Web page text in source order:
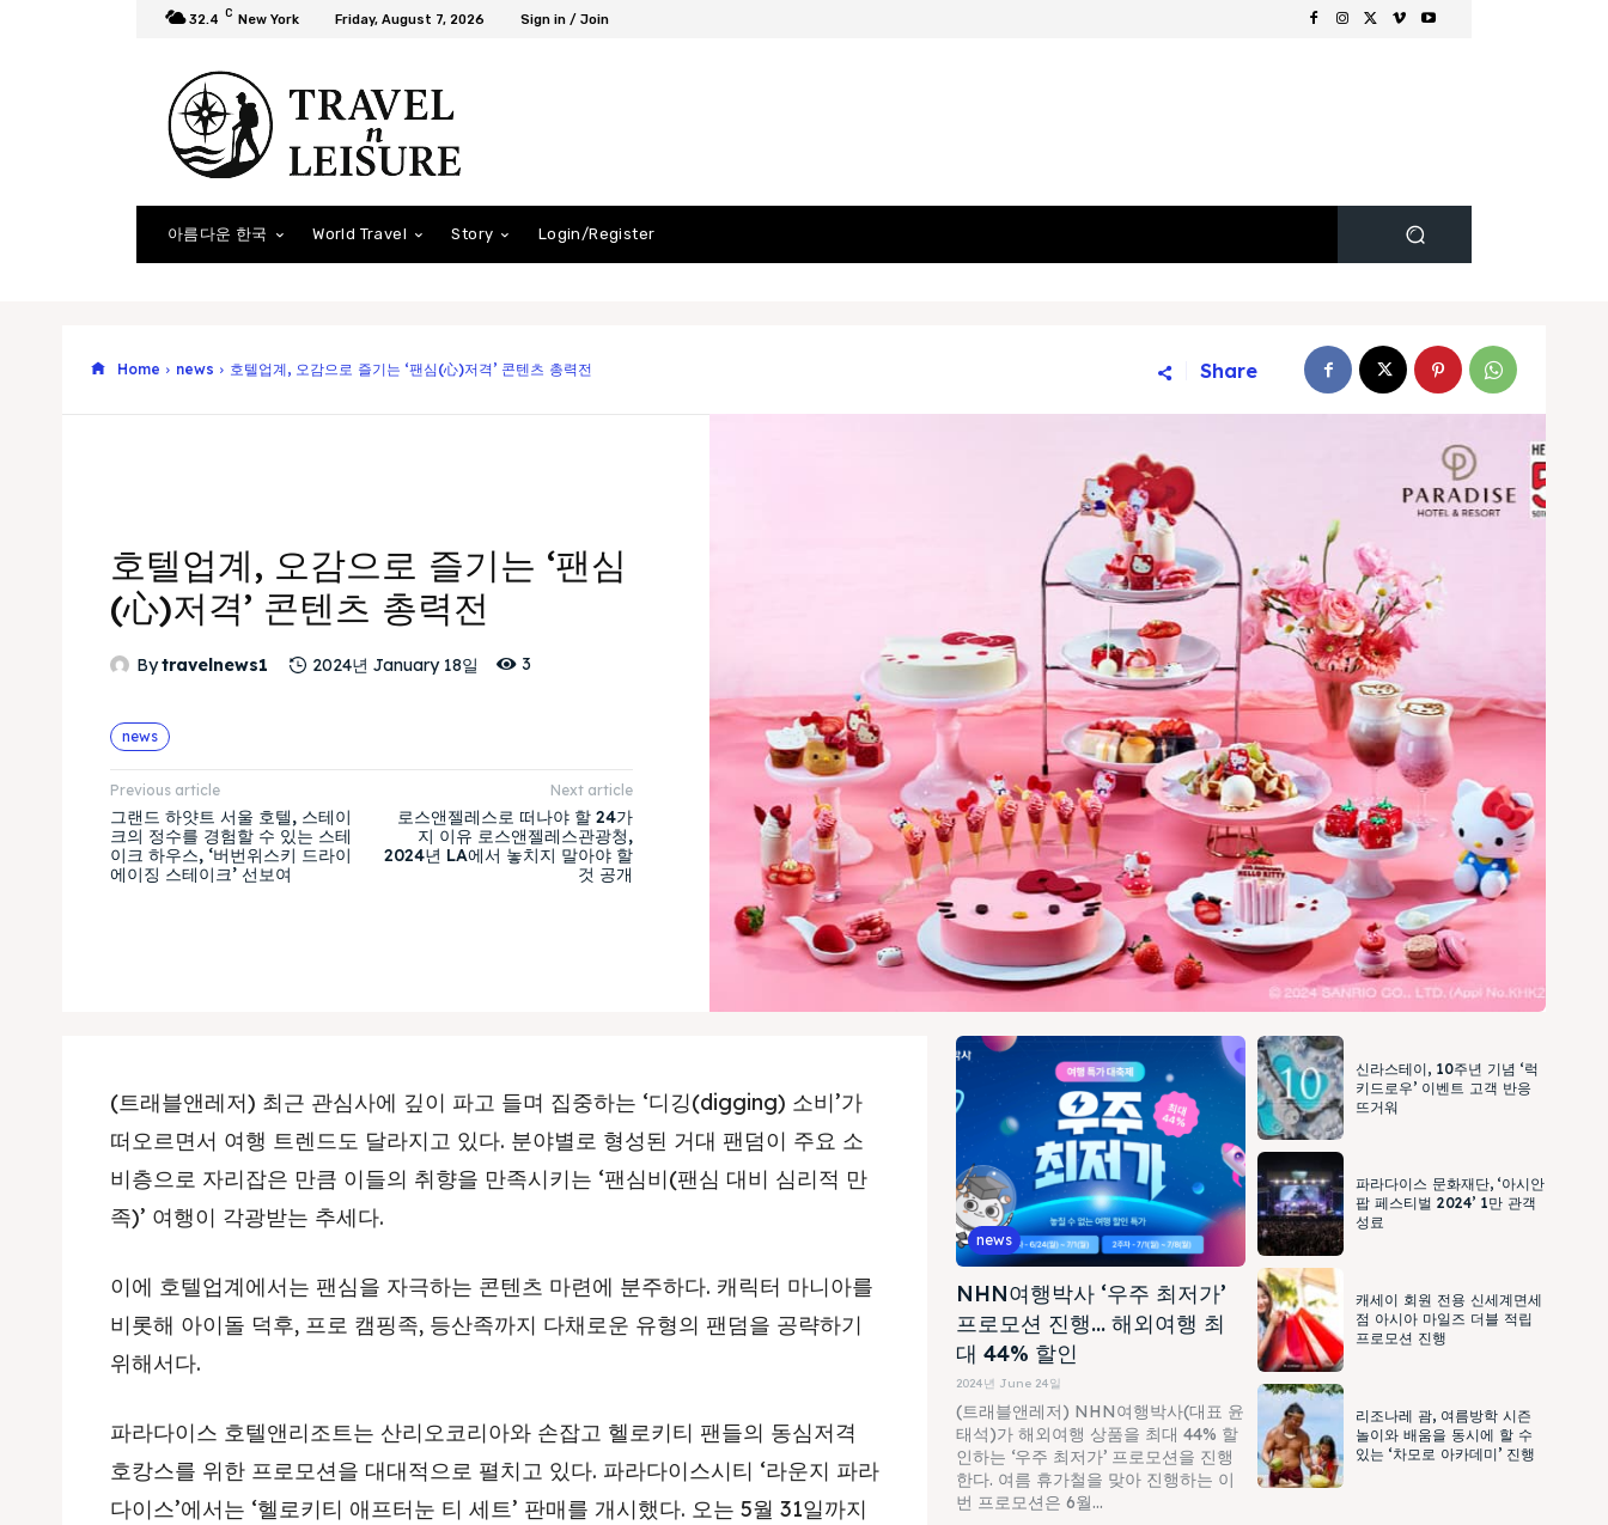
32.4 C New York Friday, August 7, 2026 Sign in / Join
아름다운 한국 World Travel Story Login/Register
Home news 호텔업계, 오감으로 즐기는 ‘팬심(心)저격’ 콘텐츠 총력전 Share
호텔업계, 오감으로 즐기는 ‘팬심
(心)저격’ 콘텐츠 총력전
Bytravelnews1 2024년 January 18일 3
news
Previous article
그랜드 하얏트 서울 호텔, 스테이
크의 정수를 경험할 수 있는 스테
이크 하우스, ‘버번위스키 드라이
에이징 스테이크’ 선보여
Next article
로스앤젤레스로 떠나야 할 24가
지 이유 로스앤젤레스관광청,
2024년 LA에서 놓치지 말아야 할
것 공개
(트래블앤레저) 최근 관심사에 깊이 파고 들며 집중하는 ‘디깅(digging) 소비’가
떠오르면서 여행 트렌드도 달라지고 있다. 분야별로 형성된 거대 팬덤이 주요 소
비층으로 자리잡은 만큼 이들의 취향을 만족시키는 ‘팬심비(팬심 대비 심리적 만
족)’ 여행이 각광받는 추세다.
이에 호텔업계에서는 팬심을 자극하는 콘텐츠 마련에 분주하다. 캐릭터 마니아를
비롯해 아이돌 덕후, 프로 캠핑족, 등산족까지 다채로운 유형의 팬덤을 공략하기
위해서다.
파라다이스 호텔앤리조트는 산리오코리아와 손잡고 헬로키티 팬들의 동심저격
호캉스를 위한 프로모션을 대대적으로 펼치고 있다. 파라다이스시티 ‘라운지 파라
다이스’에서는 ‘헬로키티 애프터눈 티 세트’ 판매를 개시했다. 오는 5월 31일까지
news
NHN여행박사 ‘우주 최저가’
프로모션 진행… 해외여행 최
대 44% 할인
2024년 June 24일
(트래블앤레저) NHN여행박사(대표 윤
태석)가 해외여행 상품을 최대 44% 할
인하는 ‘우주 최저가’ 프로모션을 진행
한다. 여름 휴가철을 맞아 진행하는 이
번 프로모션은 6월...
신라스테이, 10주년 기념 ‘럭
키드로우’ 이벤트 고객 반응
뜨거워
파라다이스 문화재단, ‘아시안
팝 페스티벌 2024’ 1만 관객
성료
캐세이 회원 전용 신세계면세
점 아시아 마일즈 더블 적립
프로모션 진행
리조나레 괌, 여름방학 시즌
놀이와 배움을 동시에 할 수
있는 ‘차모로 아카데미’ 진행